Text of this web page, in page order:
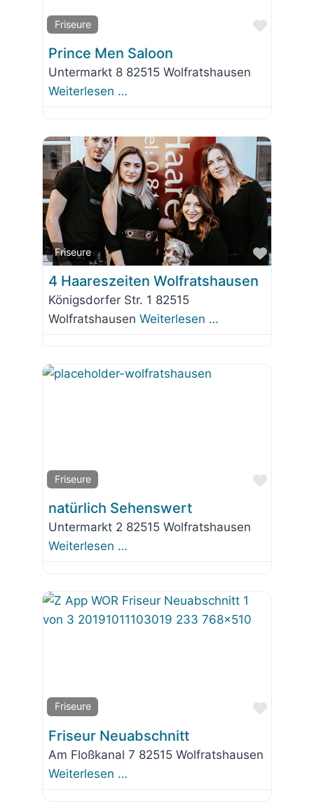
Friseure
Favorit
Prince Men Saloon
Untermarkt 8 82515 Wolfratshausen
Weiterlesen …
Friseure
Favorit
4 Haareszeiten Wolfratshausen
Königsdorfer Str. 1 82515
Wolfratshausen Weiterlesen …
Friseure
Favorit
natürlich Sehenswert
Untermarkt 2 82515 Wolfratshausen
Weiterlesen …
Friseure
Favorit
Friseur Neuabschnitt
Am Floßkanal 7 82515 Wolfratshausen
Weiterlesen …